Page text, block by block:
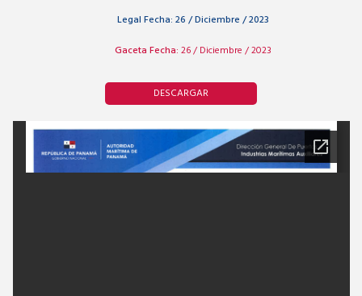
Legal Fecha: 26 / Diciembre / 2023
Gaceta Fecha: 26 / Diciembre / 2023
DESCARGAR